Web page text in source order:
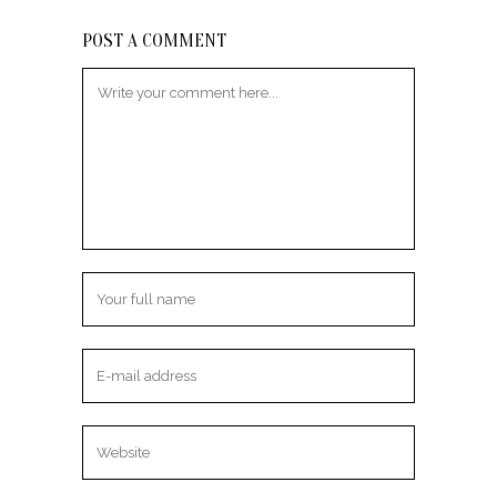
POST A COMMENT